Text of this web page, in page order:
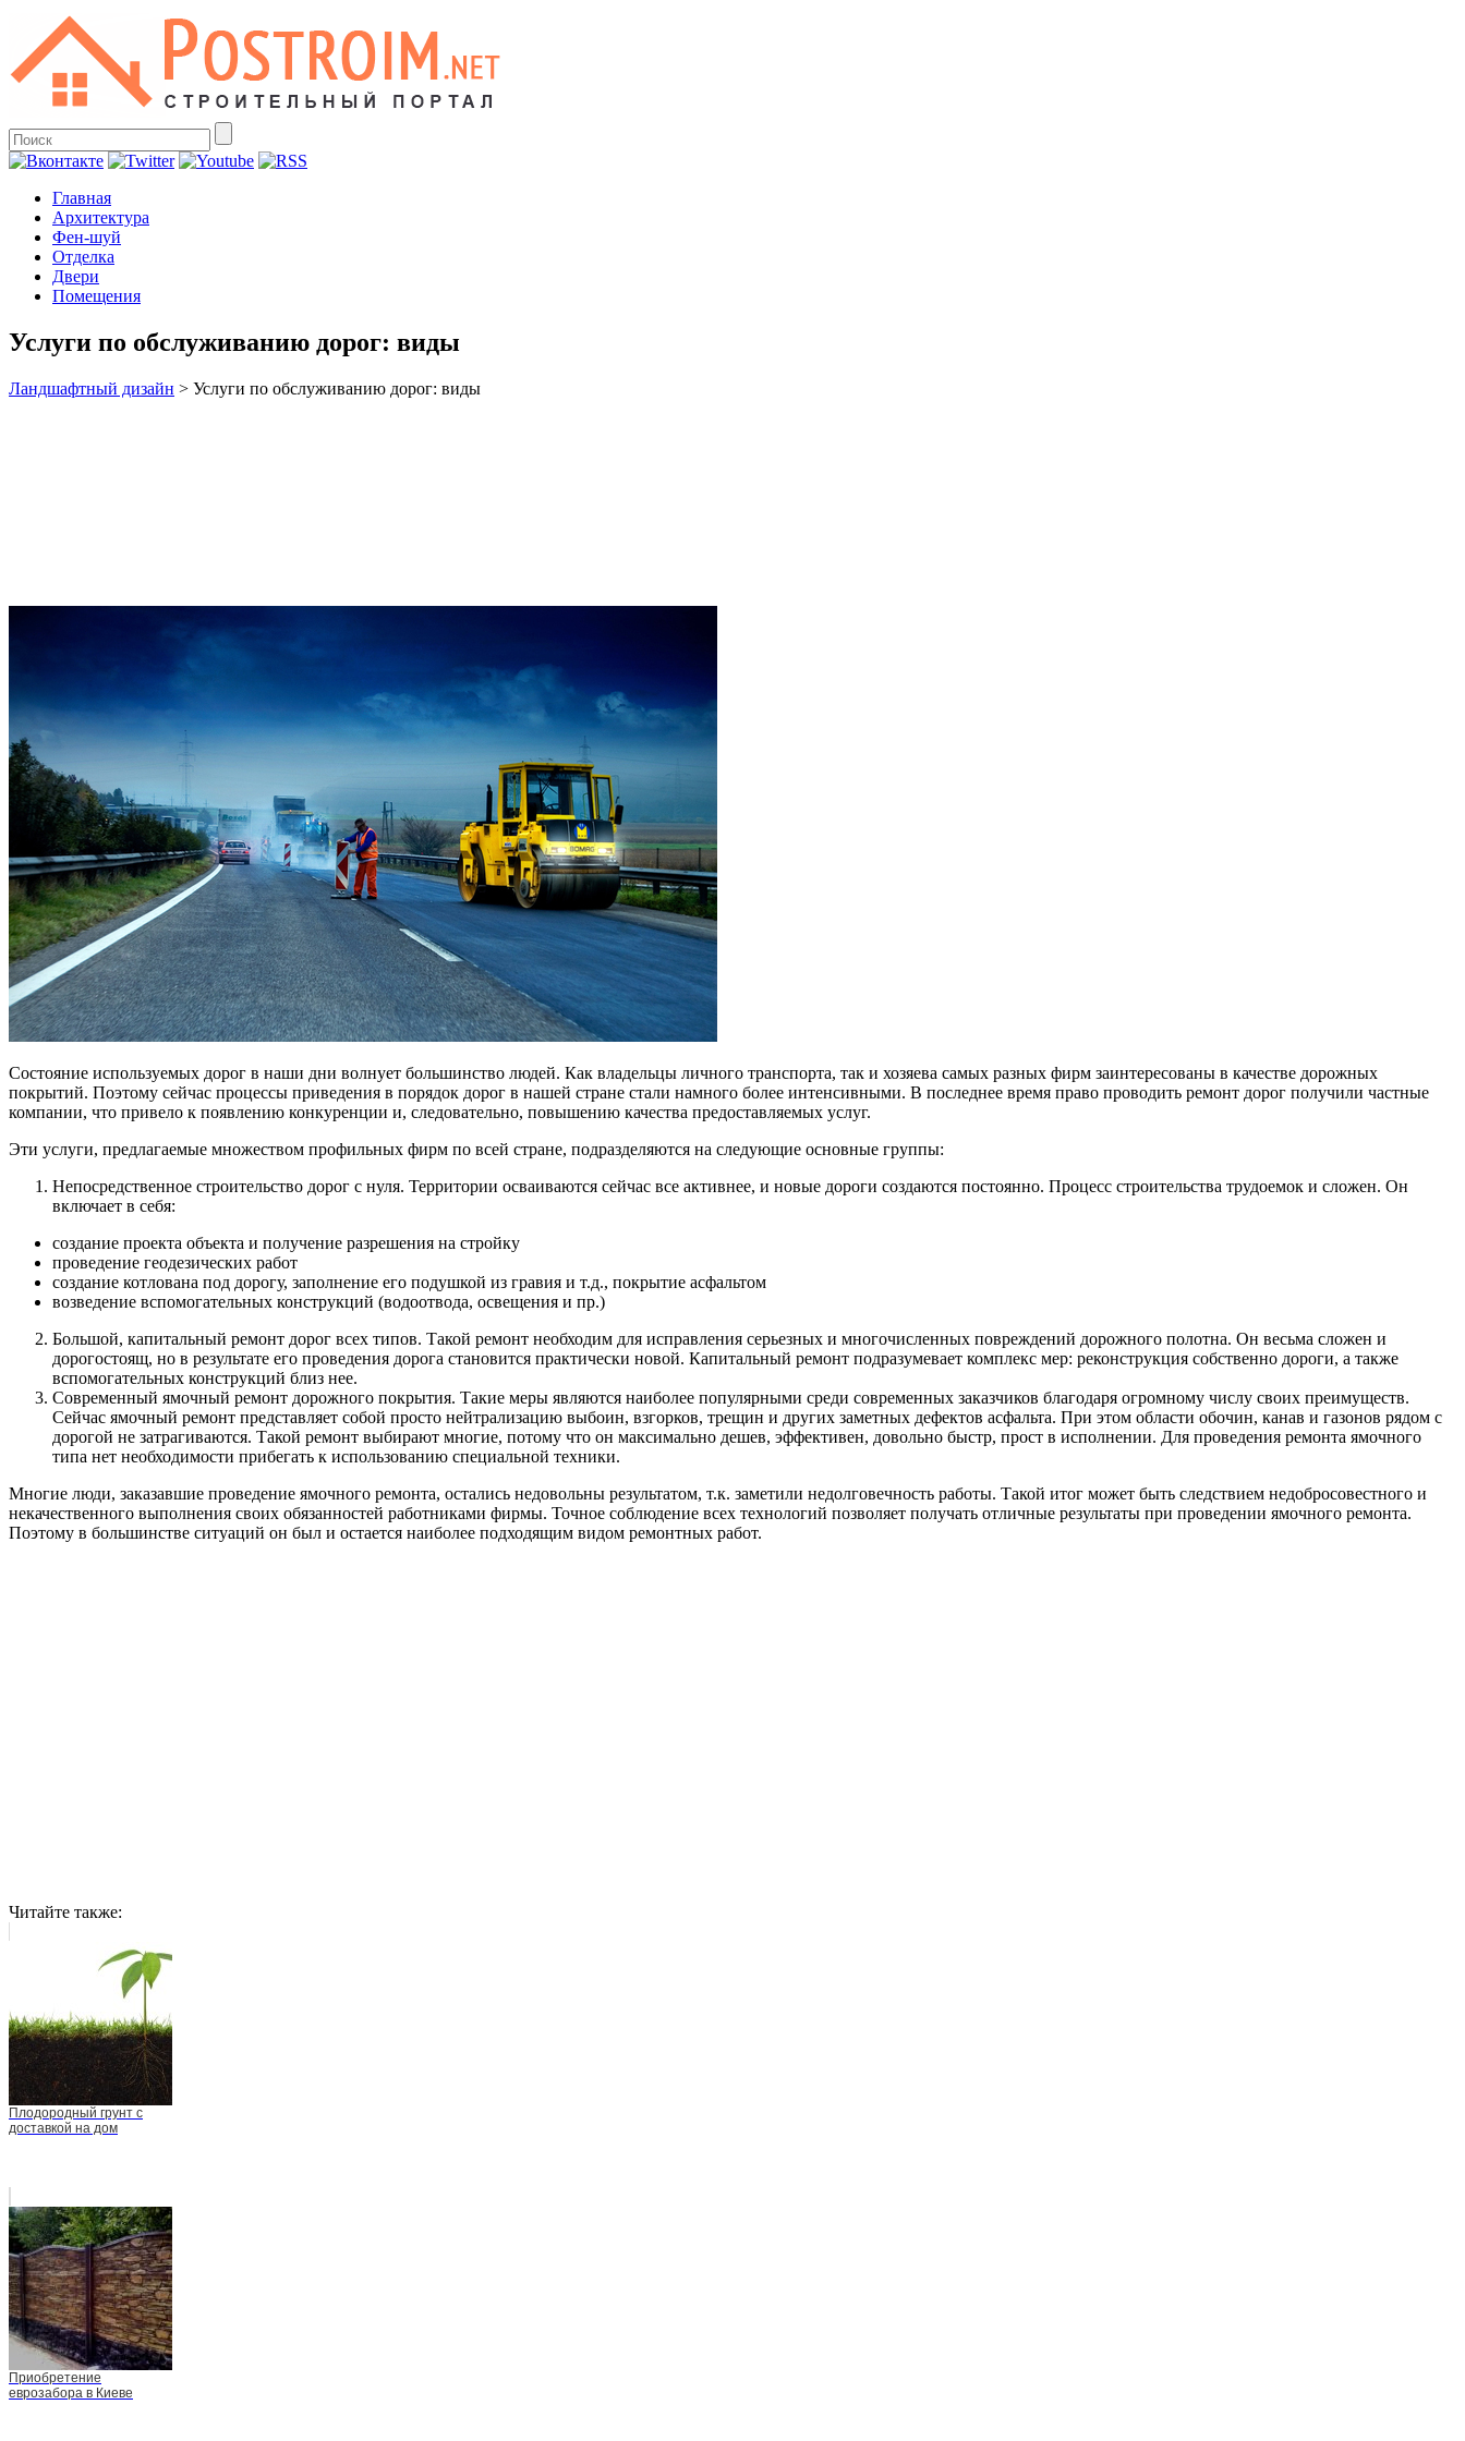
Главная
Архитектура
Фен-шуй
Отделка
Двери
Помещения
Услуги по обслуживанию дорог: виды
Ландшафтный дизайн > Услуги по обслуживанию дорог: виды
Состояние используемых дорог в наши дни волнует большинство людей. Как владельцы личного транспорта, так и хозяева самых разных фирм заинтересованы в качестве дорожных
покрытий. Поэтому сейчас процессы приведения в порядок дорог в нашей стране стали намного более интенсивными. В последнее время право проводить ремонт дорог получили частные
компании, что привело к появлению конкуренции и, следовательно, повышению качества предоставляемых услуг.
Эти услуги, предлагаемые множеством профильных фирм по всей стране, подразделяются на следующие основные группы:
Непосредственное строительство дорог с нуля. Территории осваиваются сейчас все активнее, и новые дороги создаются постоянно. Процесс строительства трудоемок и сложен. Он
включает в себя:
создание проекта объекта и получение разрешения на стройку
проведение геодезических работ
создание котлована под дорогу, заполнение его подушкой из гравия и т.д., покрытие асфальтом
возведение вспомогательных конструкций (водоотвода, освещения и пр.)
Большой, капитальный ремонт дорог всех типов. Такой ремонт необходим для исправления серьезных и многочисленных повреждений дорожного полотна. Он весьма сложен и
дорогостоящ, но в результате его проведения дорога становится практически новой. Капитальный ремонт подразумевает комплекс мер: реконструкция собственно дороги, а также
вспомогательных конструкций близ нее.
Современный ямочный ремонт дорожного покрытия. Такие меры являются наиболее популярными среди современных заказчиков благодаря огромному числу своих преимуществ.
Сейчас ямочный ремонт представляет собой просто нейтрализацию выбоин, взгорков, трещин и других заметных дефектов асфальта. При этом области обочин, канав и газонов рядом с
дорогой не затрагиваются. Такой ремонт выбирают многие, потому что он максимально дешев, эффективен, довольно быстр, прост в исполнении. Для проведения ремонта ямочного
типа нет необходимости прибегать к использованию специальной техники.
Многие люди, заказавшие проведение ямочного ремонта, остались недовольны результатом, т.к. заметили недолговечность работы. Такой итог может быть следствием недобросовестного и
некачественного выполнения своих обязанностей работниками фирмы. Точное соблюдение всех технологий позволяет получать отличные результаты при проведении ямочного ремонта.
Поэтому в большинстве ситуаций он был и остается наиболее подходящим видом ремонтных работ.
Читайте также:
Плодородный грунт с
доставкой на дом
Приобретение
еврозабора в Киеве